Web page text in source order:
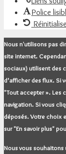
Police
Nous n'utilisons pas
site internet.
sociaux) utilisent des
d’afficher des flux. Si
"Tout accepter ». Les
navigation. Si vous
déposés. Votre choix
sur "En savoir plus"
Nous vous